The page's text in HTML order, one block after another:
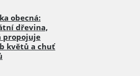
obecná:
dřevina,
propojuje
květů a chuť